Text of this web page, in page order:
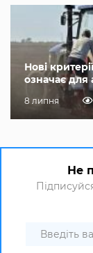
Нові
означає для
8 липня
Не